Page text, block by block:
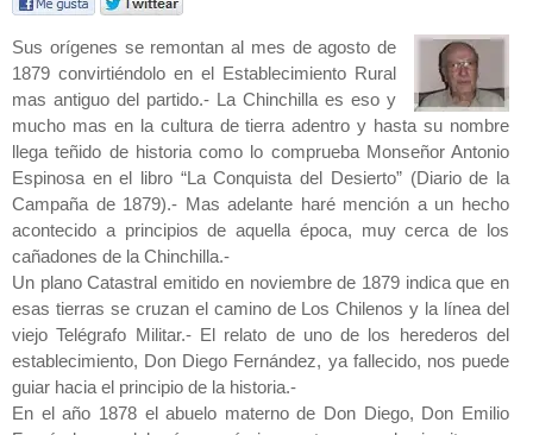
Sus orígenes se remontan al mes de agosto de
1879 convirtiéndolo en el Establecimiento Rural
mas antiguo del partido.- La Chinchilla es eso y
mucho mas en la cultura de tierra adentro y hasta su nombre
llega teñido de historia como lo comprueba Monseñor Antonio
Espinosa en el libro “La Conquista del Desierto” (Diario de la
Campaña de 1879).- Mas adelante haré mención a un hecho
acontecido a principios de aquella época, muy cerca de los
cañadones de la Chinchilla.-
Un plano Catastral emitido en noviembre de 1879 indica que en
esas tierras se cruzan el camino de Los Chilenos y la línea del
viejo Telégrafo Militar.- El relato de uno de los herederos del
establecimiento, Don Diego Fernández, ya fallecido, nos puede
guiar hacia el principio de la historia.-
En el año 1878 el abuelo materno de Don Diego, Don Emilio